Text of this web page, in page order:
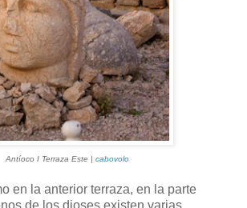
Antíoco I Terraza Este | cabovolo
en la anterior terraza, en la parte